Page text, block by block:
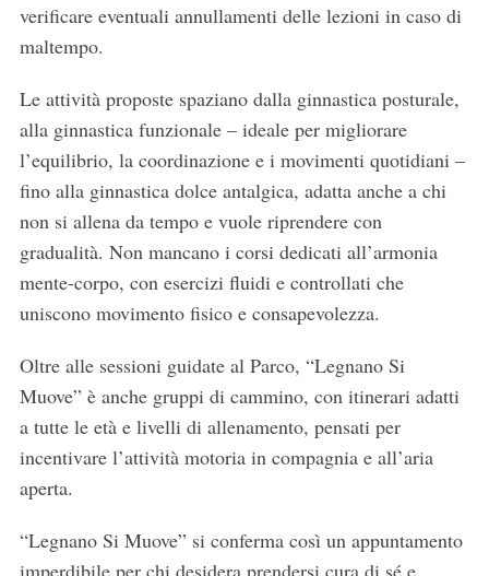
verificare eventuali annullamenti delle lezioni in caso di
maltempo.
Le attività proposte spaziano dalla ginnastica posturale,
alla ginnastica funzionale – ideale per migliorare
l’equilibrio, la coordinazione e i movimenti quotidiani –
fino alla ginnastica dolce antalgica, adatta anche a chi
non si allena da tempo e vuole riprendere con
gradualità. Non mancano i corsi dedicati all’armonia
mente-corpo, con esercizi fluidi e controllati che
uniscono movimento fisico e consapevolezza.
Oltre alle sessioni guidate al Parco, “Legnano Si
Muove” è anche gruppi di cammino, con itinerari adatti
a tutte le età e livelli di allenamento, pensati per
incentivare l’attività motoria in compagnia e all’aria
aperta.
“Legnano Si Muove” si conferma così un appuntamento
S
r
c
h
: